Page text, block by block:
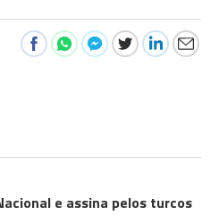
e assina pelos turcos